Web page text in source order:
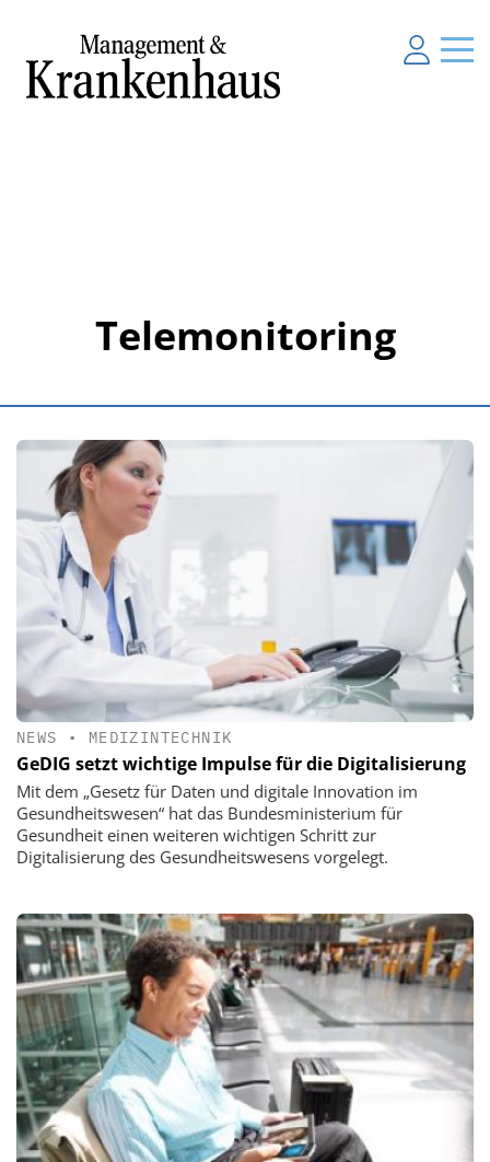
Telemonitoring
NEWS • MEDIZINTECHNIK
GeDIG setzt wichtige Impulse für die Digitalisierung
Mit dem „Gesetz für Daten und digitale Innovation im
Gesundheitswesen“ hat das Bundesministerium für
Gesundheit einen weiteren wichtigen Schritt zur
Digitalisierung des Gesundheitswesens vorgelegt.